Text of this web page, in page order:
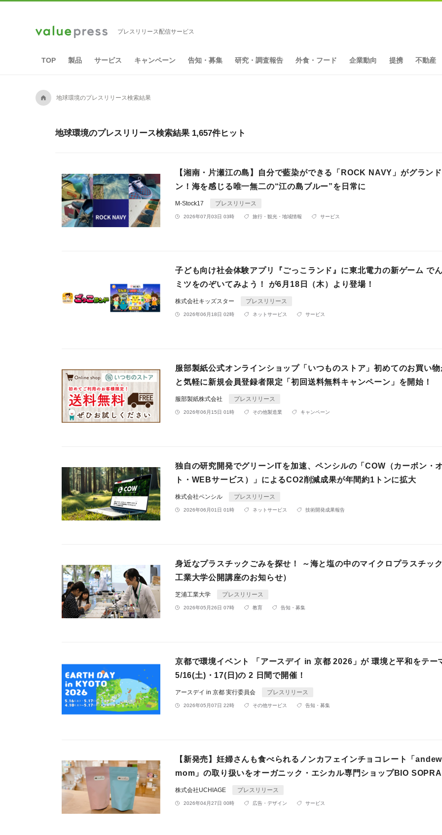
プレスリリース配信サービス
TOP 製品 サービス キャンペーン 告知・募集 研究・調査報告 外食・フード 企業動向 提携 不動産
A 地球環境のプレスリリース検索結果
地球環境のプレスリリース検索結果 1,657件ヒット
【湘南・片瀬江の島】自分で藍染ができる「ROCK NAVY」がグラン
ン！海を感じる唯一無二の“江の島ブルー”を日常に
M-Stock17 プレスリリース
2026年07月03日 03時 旅行・観光・地域情報 サービス
子ども向け社会体験アプリ『ごっこランド』に東北電力の新ゲーム で
ミツをのぞいてみよう！ が6月18日（木）より登場！
株式会社キッズスター プレスリリース
2026年06月18日 02時 ネットサービス サービス
服部製紙公式オンラインショップ「いつものストア」初めてのお買い物
と気軽に新規会員登録者限定「初回送料無料キャンペーン」を開始！
服部製紙株式会社 プレスリリース
2026年06月15日 01時 その他製造業 キャンペーン
独自の研究開発でグリーンITを加速、ペンシルの「COW（カーボン・
ト・WEBサービス）」によるCO2削減成果が年間約1トンに拡大
株式会社ペンシル プレスリリース
2026年06月01日 01時 ネットサービス 技術開発成果報告
身近なプラスチックごみを探せ！ ～海と塩の中のマイクロプラスチッ
工業大学公開講座のお知らせ）
芝浦工業大学 プレスリリース
2026年05月26日 07時 教育 告知・募集
京都で環境イベント 「アースデイ in 京都 2026」が 環境と平和をテー
5/16(土)・17(日)の 2 日間で開催！
アースデイ in 京都 実行委員会 プレスリリース
2026年05月07日 22時 その他サービス 告知・募集
【新発売】妊婦さんも食べられるノンカフェインチョコレート「
mom」の取り扱いをオーガニック・エシカル専門ショップBIO
株式会社UCHIAGE プレスリリース
2026年04月27日 00時 広告・デザイン サービス